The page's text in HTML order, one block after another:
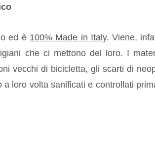
ed è 100% Made in Italy. Viene,
che ci mettono del loro. I
vecchi di bicicletta, gli scarti di
a loro volta sanificati e controllati